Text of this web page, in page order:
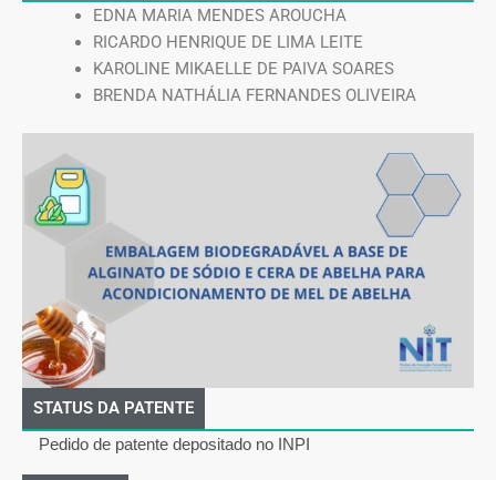
EDNA MARIA MENDES AROUCHA
RICARDO HENRIQUE DE LIMA LEITE
KAROLINE MIKAELLE DE PAIVA SOARES
BRENDA NATHÁLIA FERNANDES OLIVEIRA
STATUS DA PATENTE
Pedido de patente depositado no INPI